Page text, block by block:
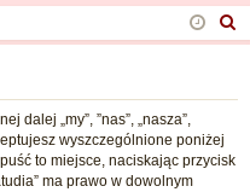
og
uj
ę
ej
es
si
z
dalej „my”, ”nas”, „nasza”,
wyszczególnione poniżej
to miejsce, naciskając przycisk
ma prawo w dowolnym